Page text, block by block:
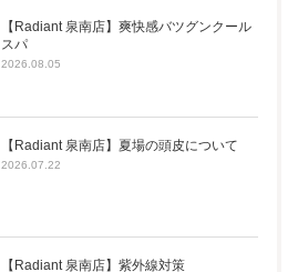
【Radiant 泉南店】爽快感バツグンクール
スパ
2026.08.05
【Radiant 泉南店】夏場の頭皮について
2026.07.22
【Radiant 泉南店】紫外線対策